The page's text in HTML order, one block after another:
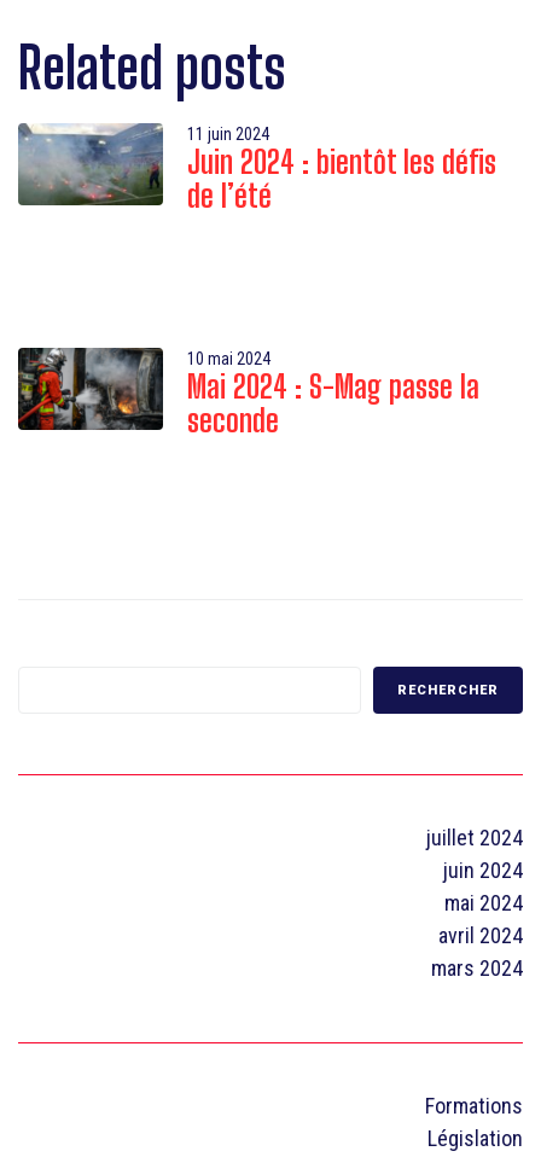
Related posts
11 juin 2024
Juin 2024 : bientôt les défis
de l’été
10 mai 2024
Mai 2024 : S-Mag passe la
seconde
RECHERCHER
juillet 2024
juin 2024
mai 2024
avril 2024
mars 2024
Formations
Législation